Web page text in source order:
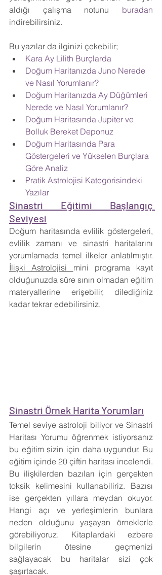
aldığı çalışma notunu buradan
indirebilirsiniz.
Bu yazılar da ilginizi çekebilir;
Kara Ay Lilith Burçlarda
Doğum Haritanızda Juno Nerede
ve Nasıl Yorumlanır?
Doğum Haritanızda Ay Düğümleri
Nerede ve Nasıl Yorumlanır?
Doğum Haritasında Jupiter ve
Bolluk Bereket Deponuz
Doğum Haritasında Para
Göstergeleri ve Yükselen Burçlara
Göre Analiz
Pratik Astrolojisi Kategorisindeki
Yazılar
Sinastri Eğitimi Başlangıç
Seviyesi
Doğum haritasında evlilik göstergeleri,
evlilik zamanı ve sinastri haritalarını
İlişki Astrolojisi mini programa kayıt
olduğunuzda süre sınırı olmadan eğitim
materyallerine erişebilir, dilediğiniz
kadar tekrar edebilirsiniz.
Sinastri Örnek Harita Yorumları
Temel seviye astroloji biliyor ve Sinastri
Haritası Yorumu öğrenmek istiyorsanız
bu eğitim sizin için daha uygundur. Bu
eğitim içinde 20 çiftin haritası incelendi.
Bu ilişkilerden bazıları için gerçekten
toksik kelimesini kullanabiliriz. Bazısı
ise gerçekten yıllara meydan okuyor.
Hangi açı ve yerleşimlerin bunlara
neden olduğunu yaşayan örneklerle
görebiliyoruz. Kitaplardaki ezbere
bilgilerin ötesine geçmenizi
sağlayacak bu haritalar sizi çok
şaşırtacak.